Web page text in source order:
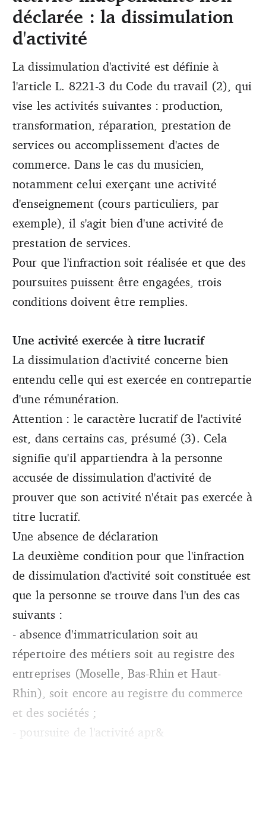
déclarée : la dissimulation
d'activité
La dissimulation d'activité est définie à
l'article L. 8221-3 du Code du travail (2), qui
vise les activités suivantes : production,
transformation, réparation, prestation de
services ou accomplissement d'actes de
commerce. Dans le cas du musicien,
notamment celui exerçant une activité
d'enseignement (cours particuliers, par
exemple), il s'agit bien d'une activité de
prestation de services.
Pour que l'infraction soit réalisée et que des
poursuites puissent être engagées, trois
conditions doivent être remplies.
Une activité exercée à titre lucratif
La dissimulation d'activité concerne bien
entendu celle qui est exercée en contrepartie
d'une rémunération.
Attention : le caractère lucratif de l'activité
est, dans certains cas, présumé (3). Cela
signifie qu'il appartiendra à la personne
accusée de dissimulation d'activité de
prouver que son activité n'était pas exercée à
titre lucratif.
Une absence de déclaration
La deuxième condition pour que l'infraction
de dissimulation d'activité soit constituée est
que la personne se trouve dans l'un des cas
suivants :
- absence d'immatriculation soit au
répertoire des métiers soit au registre des
entreprises (Moselle, Bas-Rhin et Haut-
Rhin), soit encore au registre du commerce
et des sociétés ;
- poursuite de l'activité apr&